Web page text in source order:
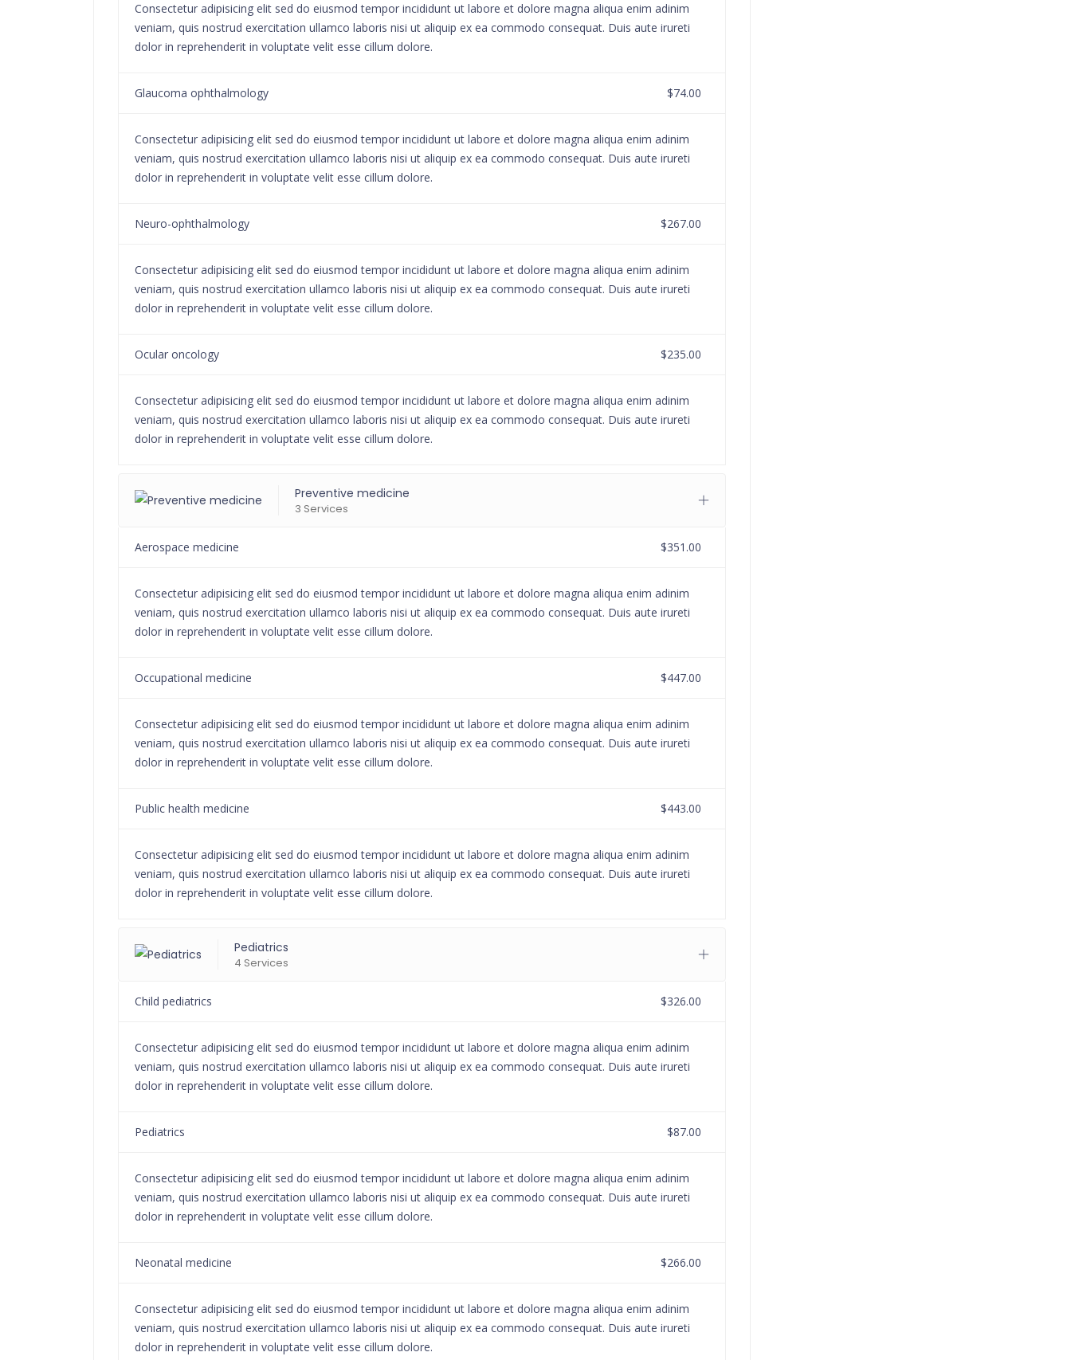
Consectetur adipisicing elit sed do eiusmod tempor incididunt ut labore et dolore magna aliqua enim adinim
veniam, quis nostrud exercitation ullamco laboris nisi ut aliquip ex ea commodo consequat. Duis aute irureti
dolor in reprehenderit in voluptate velit esse cillum dolore.
Glaucoma ophthalmology $74.00
Consectetur adipisicing elit sed do eiusmod tempor incididunt ut labore et dolore magna aliqua enim adinim
veniam, quis nostrud exercitation ullamco laboris nisi ut aliquip ex ea commodo consequat. Duis aute irureti
dolor in reprehenderit in voluptate velit esse cillum dolore.
Neuro-ophthalmology $267.00
Consectetur adipisicing elit sed do eiusmod tempor incididunt ut labore et dolore magna aliqua enim adinim
veniam, quis nostrud exercitation ullamco laboris nisi ut aliquip ex ea commodo consequat. Duis aute irureti
dolor in reprehenderit in voluptate velit esse cillum dolore.
Ocular oncology $235.00
Consectetur adipisicing elit sed do eiusmod tempor incididunt ut labore et dolore magna aliqua enim adinim
veniam, quis nostrud exercitation ullamco laboris nisi ut aliquip ex ea commodo consequat. Duis aute irureti
dolor in reprehenderit in voluptate velit esse cillum dolore.
Preventive medicine
3 Services
Aerospace medicine $351.00
Consectetur adipisicing elit sed do eiusmod tempor incididunt ut labore et dolore magna aliqua enim adinim
veniam, quis nostrud exercitation ullamco laboris nisi ut aliquip ex ea commodo consequat. Duis aute irureti
dolor in reprehenderit in voluptate velit esse cillum dolore.
Occupational medicine $447.00
Consectetur adipisicing elit sed do eiusmod tempor incididunt ut labore et dolore magna aliqua enim adinim
veniam, quis nostrud exercitation ullamco laboris nisi ut aliquip ex ea commodo consequat. Duis aute irureti
dolor in reprehenderit in voluptate velit esse cillum dolore.
Public health medicine $443.00
Consectetur adipisicing elit sed do eiusmod tempor incididunt ut labore et dolore magna aliqua enim adinim
veniam, quis nostrud exercitation ullamco laboris nisi ut aliquip ex ea commodo consequat. Duis aute irureti
dolor in reprehenderit in voluptate velit esse cillum dolore.
Pediatrics
4 Services
Child pediatrics $326.00
Consectetur adipisicing elit sed do eiusmod tempor incididunt ut labore et dolore magna aliqua enim adinim
veniam, quis nostrud exercitation ullamco laboris nisi ut aliquip ex ea commodo consequat. Duis aute irureti
dolor in reprehenderit in voluptate velit esse cillum dolore.
Pediatrics $87.00
Consectetur adipisicing elit sed do eiusmod tempor incididunt ut labore et dolore magna aliqua enim adinim
veniam, quis nostrud exercitation ullamco laboris nisi ut aliquip ex ea commodo consequat. Duis aute irureti
dolor in reprehenderit in voluptate velit esse cillum dolore.
Neonatal medicine $266.00
Consectetur adipisicing elit sed do eiusmod tempor incididunt ut labore et dolore magna aliqua enim adinim
veniam, quis nostrud exercitation ullamco laboris nisi ut aliquip ex ea commodo consequat. Duis aute irureti
dolor in reprehenderit in voluptate velit esse cillum dolore.